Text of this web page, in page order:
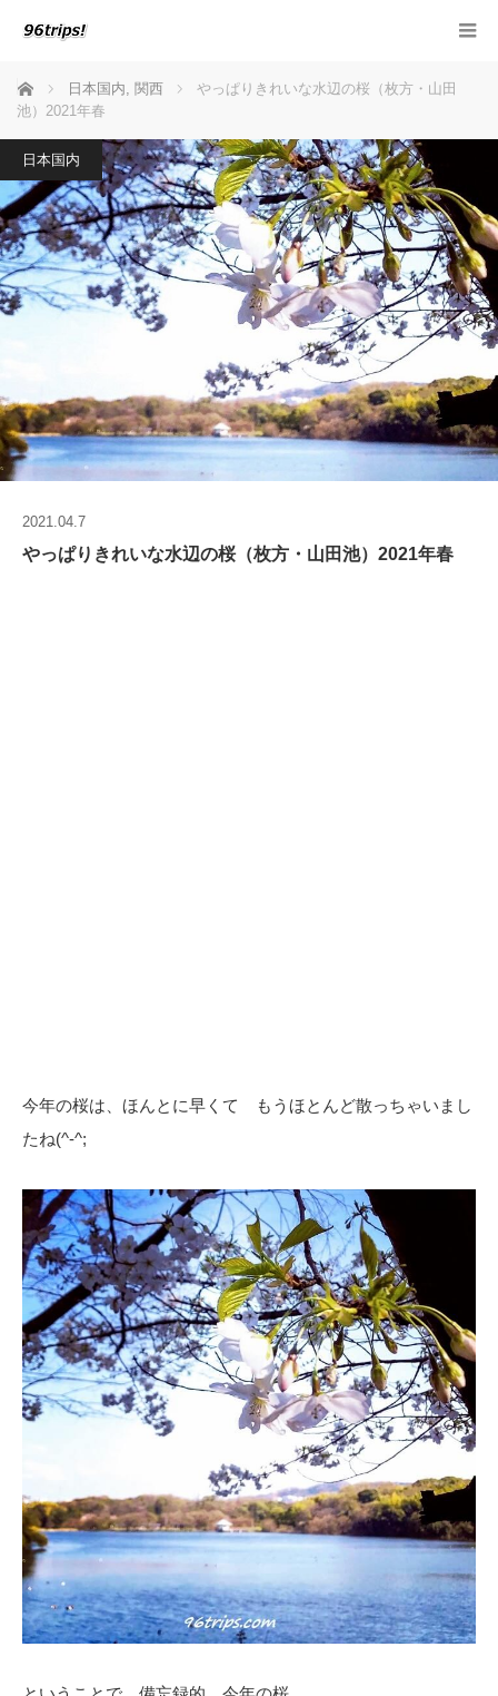
ホーム 日本国内, 関西
やっぱりきれいな水辺の桜（枚方・山田
池）2021年春
日本国内
2021.04.7
やっぱりきれいな水辺の桜（枚方・山田池）2021年春
今年の桜は、ほんとに早くて もうほとんど散っちゃいまし
たね(^-^;